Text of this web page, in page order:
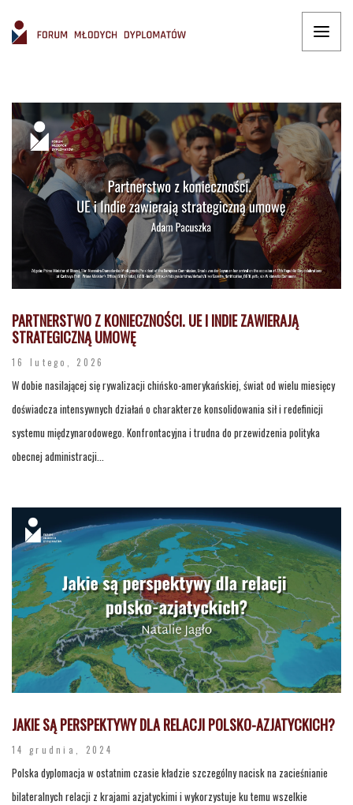
PARTNERSTWO Z KONIECZNOŚCI. UE I INDIE ZAWIERAJĄ
STRATEGICZNĄ UMOWĘ
16 lutego, 2026
W dobie nasilającej się rywalizacji chińsko-amerykańskiej, świat od wielu miesięcy
doświadcza intensywnych działań o charakterze konsolidowania sił i redefinicji
systemu międzynarodowego. Konfrontacyjna i trudna do przewidzenia polityka
obecnej administracji...
JAKIE SĄ PERSPEKTYWY DLA RELACJI POLSKO-AZJATYCKICH?
14 grudnia, 2024
Polska dyplomacja w ostatnim czasie kładzie szczególny nacisk na zacieśnianie
bilateralnych relacji z krajami azjatyckimi i wykorzystuje ku temu wszelkie